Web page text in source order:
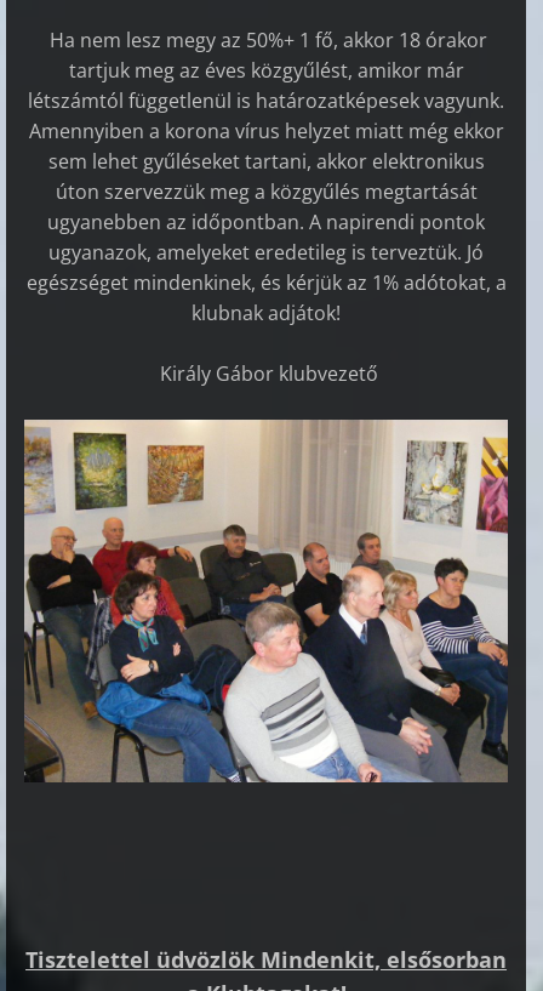
Ha nem lesz megy az 50%+ 1 fő, akkor 18 órakor
tartjuk meg az éves közgyűlést, amikor már
létszámtól függetlenül is határozatképesek vagyunk.
Amennyiben a korona vírus helyzet miatt még ekkor
sem lehet gyűléseket tartani, akkor elektronikus
úton szervezzük meg a közgyűlés megtartását
ugyanebben az időpontban. A napirendi pontok
ugyanazok, amelyeket eredetileg is terveztük. Jó
egészséget mindenkinek, és kérjük az 1% adótokat, a
klubnak adjátok!
Király Gábor klubvezető
Tisztelettel üdvözlök Mindenkit, elsősorban